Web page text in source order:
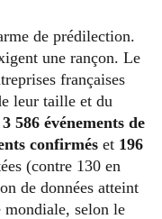
de prédilection.
une rançon. Le
françaises
leur taille et du
3 586 événements de
confirmés et 196
(contre 130 en
de données atteint
mondiale, selon le